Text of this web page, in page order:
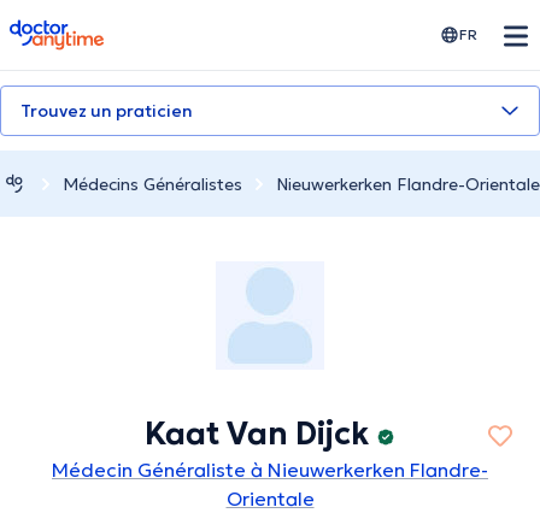
doctoranytime FR
Trouvez un praticien
Médecins Généralistes Nieuwerkerken Flandre-Orientale
Kaat Van Dijck
Médecin Généraliste à Nieuwerkerken Flandre-
Orientale